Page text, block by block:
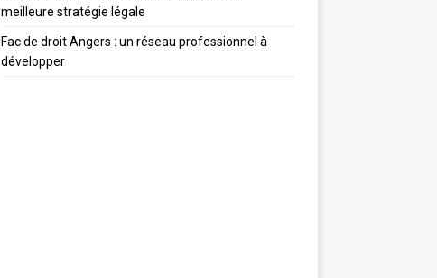
meilleure stratégie légale
Fac de droit Angers : un réseau professionnel à
développer